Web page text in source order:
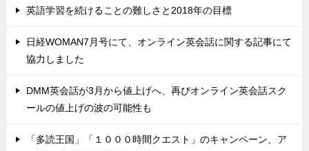
英語学習を続けることの難しさと2018年の目標
日経WOMAN7月号にて、オンライン英会話に関する記事にて
協力しました
DMM英会話が3月から値上げへ、再びオンライン英会話スク
ールの値上げの波の可能性も
「多読王国」「１０００時間クエスト」のキャンペーン、ア